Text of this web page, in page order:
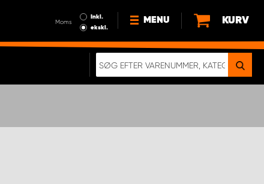
Moms
Inkl.
ekskl.
MENU
HVORFOR VÆLGE WORK
KURV